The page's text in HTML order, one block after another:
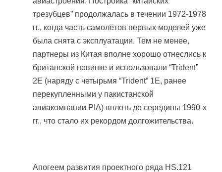
трезубцев” продолжалась в течении 1972-1978
гг., когда часть самолётов первых моделей уже
была снята с эксплуатации. Тем не менее,
партнеры из Китая вполне хорошо отнеслись к
британской новинке и использовали “Trident”
2E (наряду с четырьмя “Trident” 1E, ранее
перекупленными у пакистанской
авиакомпании PIA) вплоть до середины 1990-х
гг., что стало их рекордом долгожительства.
Апогеем развития проектного ряда HS.121